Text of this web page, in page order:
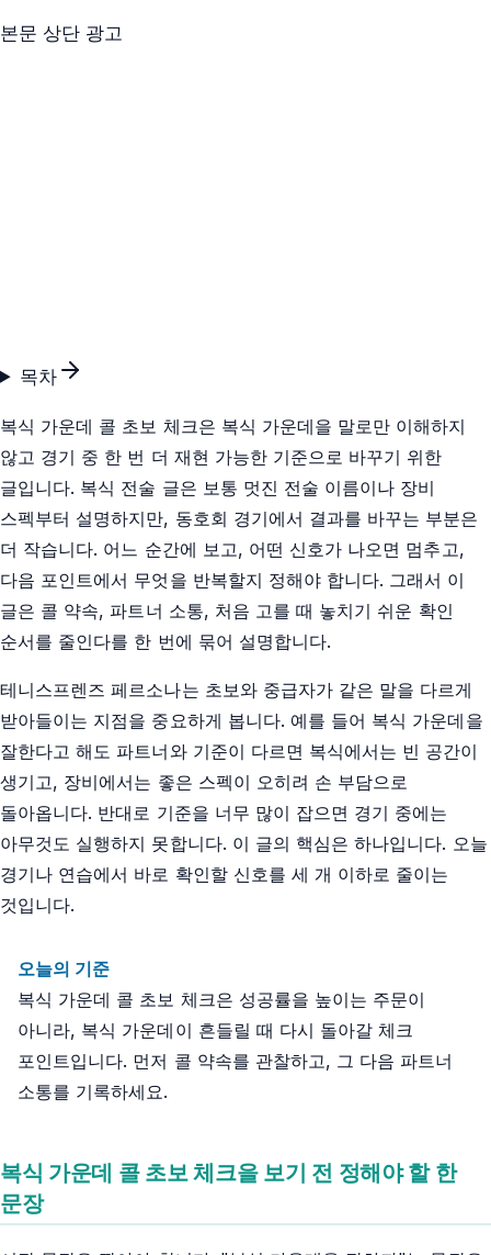
본문 상단 광고
목차
복식 가운데 콜 초보 체크은 복식 가운데을 말로만 이해하지
않고 경기 중 한 번 더 재현 가능한 기준으로 바꾸기 위한
글입니다. 복식 전술 글은 보통 멋진 전술 이름이나 장비
스펙부터 설명하지만, 동호회 경기에서 결과를 바꾸는 부분은
더 작습니다. 어느 순간에 보고, 어떤 신호가 나오면 멈추고,
다음 포인트에서 무엇을 반복할지 정해야 합니다. 그래서 이
글은 콜 약속, 파트너 소통, 처음 고를 때 놓치기 쉬운 확인
순서를 줄인다를 한 번에 묶어 설명합니다.
테니스프렌즈 페르소나는 초보와 중급자가 같은 말을 다르게
받아들이는 지점을 중요하게 봅니다. 예를 들어 복식 가운데을
잘한다고 해도 파트너와 기준이 다르면 복식에서는 빈 공간이
생기고, 장비에서는 좋은 스펙이 오히려 손 부담으로
돌아옵니다. 반대로 기준을 너무 많이 잡으면 경기 중에는
아무것도 실행하지 못합니다. 이 글의 핵심은 하나입니다. 오늘
경기나 연습에서 바로 확인할 신호를 세 개 이하로 줄이는
것입니다.
오늘의 기준
복식 가운데 콜 초보 체크은 성공률을 높이는 주문이
아니라, 복식 가운데이 흔들릴 때 다시 돌아갈 체크
포인트입니다. 먼저 콜 약속를 관찰하고, 그 다음 파트너
소통를 기록하세요.
복식 가운데 콜 초보 체크을 보기 전 정해야 할 한
문장